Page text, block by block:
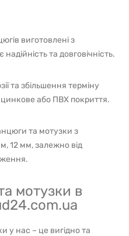
виготовлені з
та довговічність.
та збільшення терміну
або ПВХ покриття.
та мотузки з
12 мм, залежно від
мотузки в
у нас – це вигідно та